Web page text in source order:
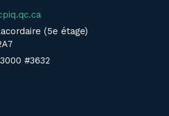
(5e étage)
#3632